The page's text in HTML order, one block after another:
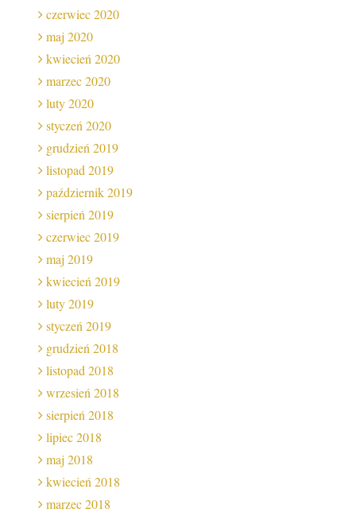
czerwiec 2020
maj 2020
kwiecień 2020
marzec 2020
luty 2020
styczeń 2020
grudzień 2019
listopad 2019
październik 2019
sierpień 2019
czerwiec 2019
maj 2019
kwiecień 2019
luty 2019
styczeń 2019
grudzień 2018
listopad 2018
wrzesień 2018
sierpień 2018
lipiec 2018
maj 2018
kwiecień 2018
marzec 2018